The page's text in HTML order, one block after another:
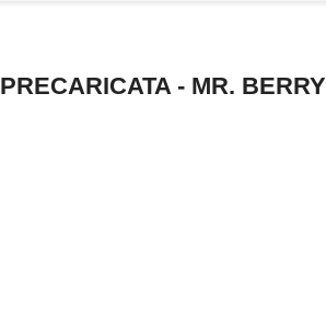
- MR. BERRY